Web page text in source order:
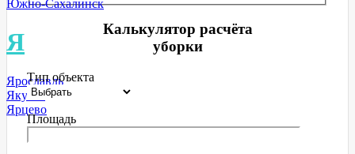
Южно-Сахалинск
Я
Ярославль
Якутск
Ярцево
Калькулятор расчёта
уборки
Тип объекта
Площадь